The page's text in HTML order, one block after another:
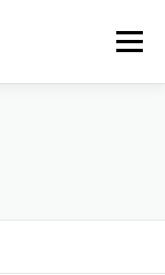
Menü